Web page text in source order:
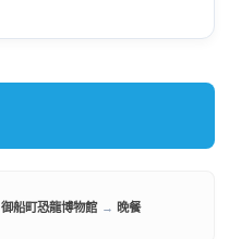
御船町恐龍博物館 → 晚餐